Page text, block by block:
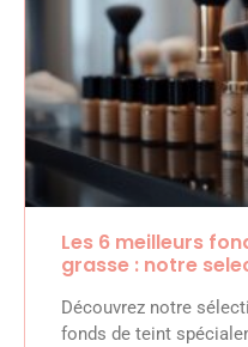
Les 6 meilleurs
grasse : notre
Découvrez notre
fonds de teint